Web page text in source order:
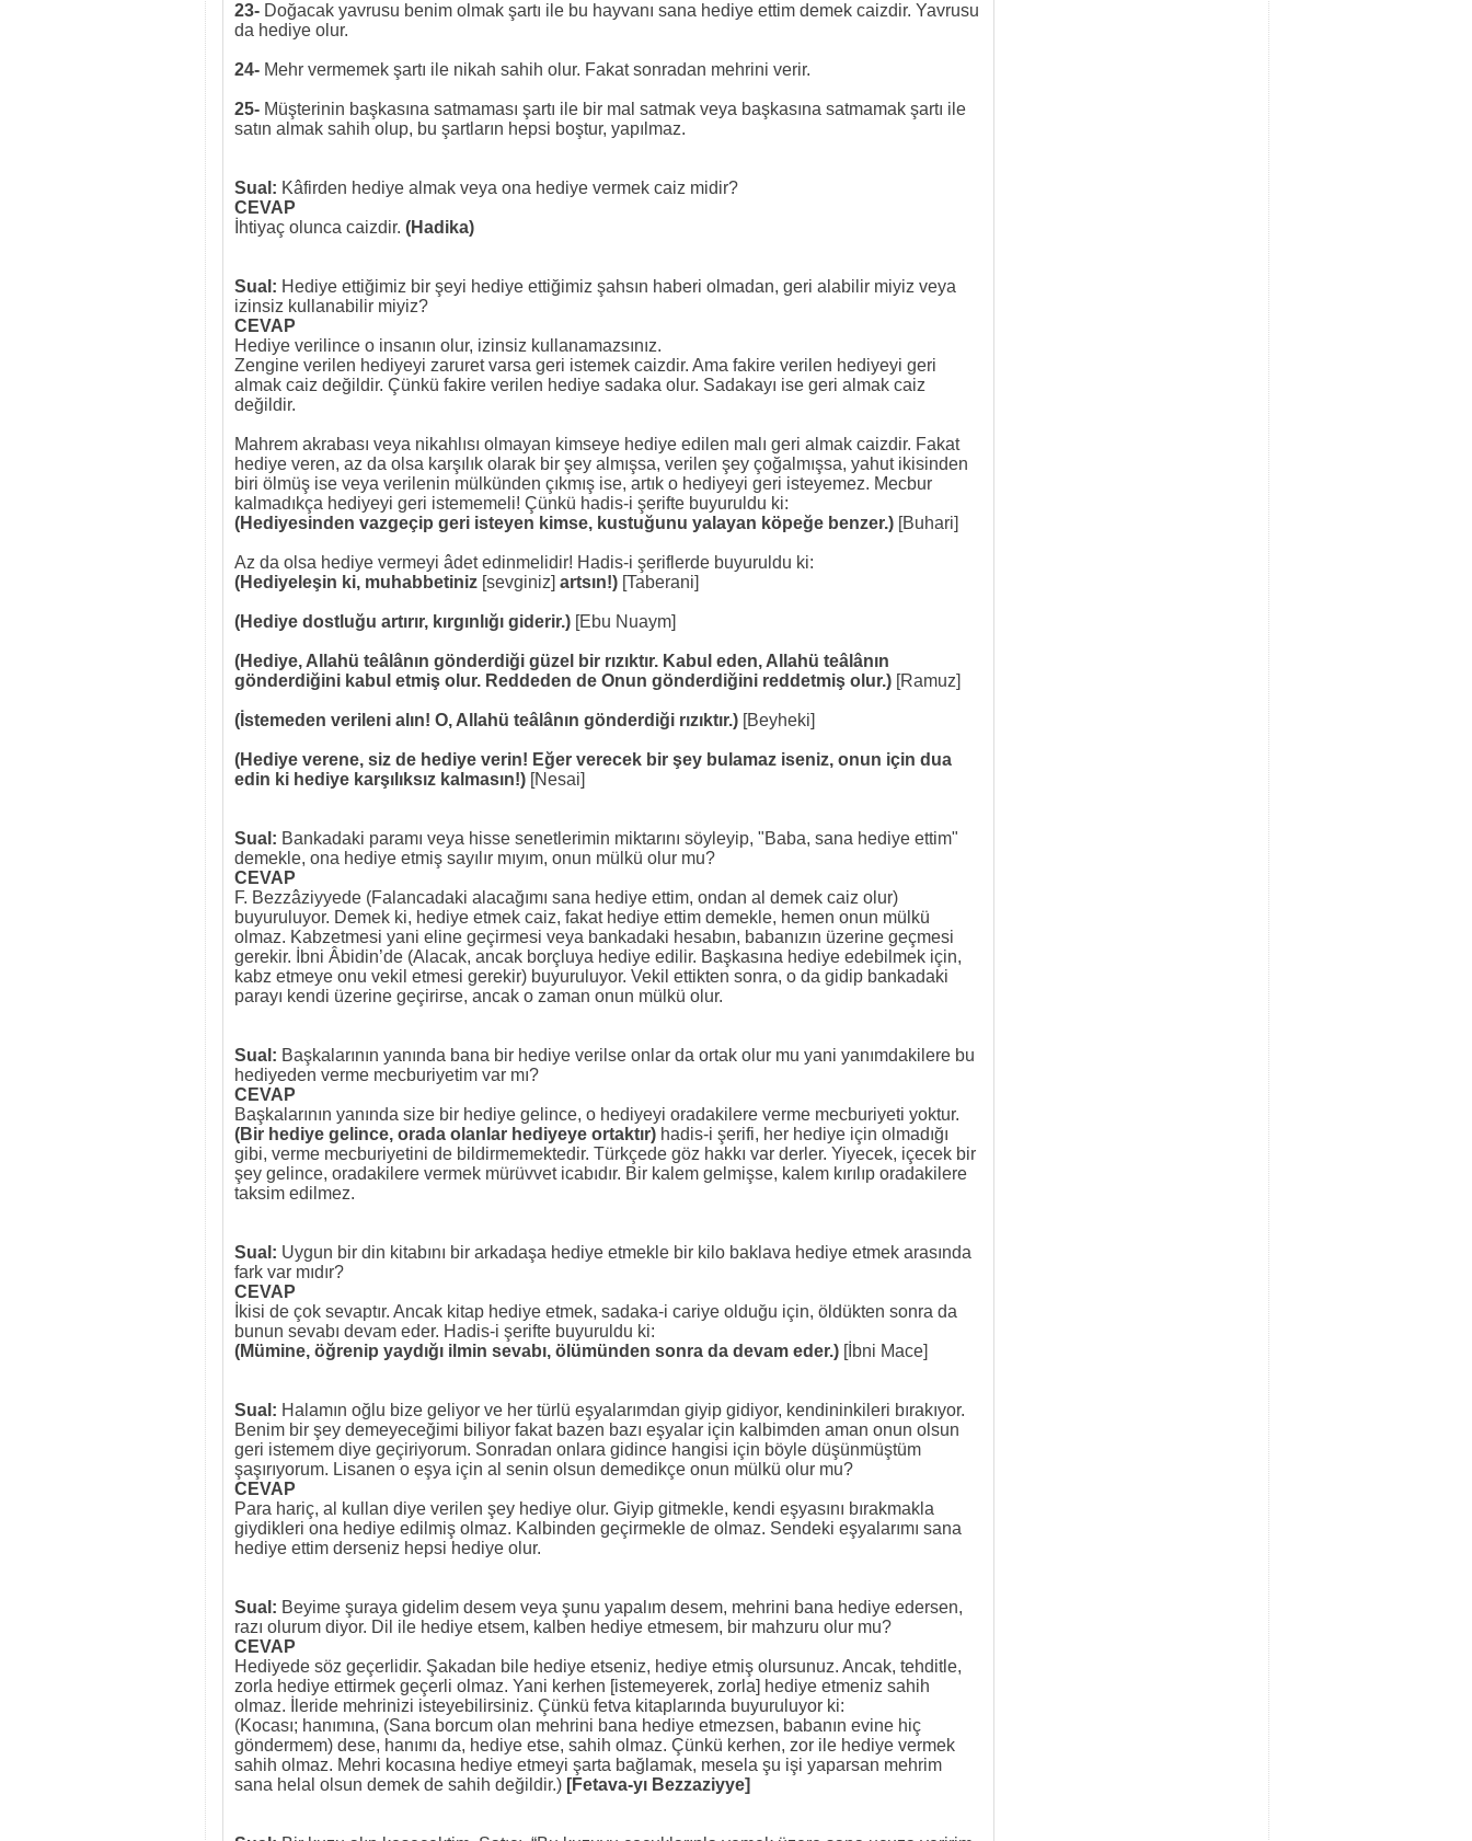
23- Doğacak yavrusu benim olmak şartı ile bu hayvanı sana hediye ettim demek caizdir. Yavrusu
da hediye olur.
24- Mehr vermemek şartı ile nikah sahih olur. Fakat sonradan mehrini verir.
25- Müşterinin başkasına satmaması şartı ile bir mal satmak veya başkasına satmamak şartı ile
satın almak sahih olup, bu şartların hepsi boştur, yapılmaz.
Sual: Kâfirden hediye almak veya ona hediye vermek caiz midir?
CEVAP
İhtiyaç olunca caizdir. (Hadika)
Sual: Hediye ettiğimiz bir şeyi hediye ettiğimiz şahsın haberi olmadan, geri alabilir miyiz veya
izinsiz kullanabilir miyiz?
CEVAP
Hediye verilince o insanın olur, izinsiz kullanamazsınız.
Zengine verilen hediyeyi zaruret varsa geri istemek caizdir. Ama fakire verilen hediyeyi geri
almak caiz değildir. Çünkü fakire verilen hediye sadaka olur. Sadakayı ise geri almak caiz
değildir.
Mahrem akrabası veya nikahlısı olmayan kimseye hediye edilen malı geri almak caizdir. Fakat
hediye veren, az da olsa karşılık olarak bir şey almışsa, verilen şey çoğalmışsa, yahut ikisinden
biri ölmüş ise veya verilenin mülkünden çıkmış ise, artık o hediyeyi geri isteyemez. Mecbur
kalmadıkça hediyeyi geri istememeli! Çünkü hadis-i şerifte buyuruldu ki:
(Hediyesinden vazgeçip geri isteyen kimse, kustuğunu yalayan köpeğe benzer.) [Buhari]
Az da olsa hediye vermeyi âdet edinmelidir! Hadis-i şeriflerde buyuruldu ki:
(Hediyeleşin ki, muhabbetiniz [sevginiz] artsın!) [Taberani]
(Hediye dostluğu artırır, kırgınlığı giderir.) [Ebu Nuaym]
(Hediye, Allahü teâlânın gönderdiği güzel bir rızıktır. Kabul eden, Allahü teâlânın
gönderdiğini kabul etmiş olur. Reddeden de Onun gönderdiğini reddetmiş olur.) [Ramuz]
(İstemeden verileni alın! O, Allahü teâlânın gönderdiği rızıktır.) [Beyheki]
(Hediye verene, siz de hediye verin! Eğer verecek bir şey bulamaz iseniz, onun için dua
edin ki hediye karşılıksız kalmasın!) [Nesai]
Sual: Bankadaki paramı veya hisse senetlerimin miktarını söyleyip, "Baba, sana hediye ettim"
demekle, ona hediye etmiş sayılır mıyım, onun mülkü olur mu?
CEVAP
F. Bezzâziyyede (Falancadaki alacağımı sana hediye ettim, ondan al demek caiz olur)
buyuruluyor. Demek ki, hediye etmek caiz, fakat hediye ettim demekle, hemen onun mülkü
olmaz. Kabzetmesi yani eline geçirmesi veya bankadaki hesabın, babanızın üzerine geçmesi
gerekir. İbni Âbidin’de (Alacak, ancak borçluya hediye edilir. Başkasına hediye edebilmek için,
kabz etmeye onu vekil etmesi gerekir) buyuruluyor. Vekil ettikten sonra, o da gidip bankadaki
parayı kendi üzerine geçirirse, ancak o zaman onun mülkü olur.
Sual: Başkalarının yanında bana bir hediye verilse onlar da ortak olur mu yani yanımdakilere bu
hediyeden verme mecburiyetim var mı?
CEVAP
Başkalarının yanında size bir hediye gelince, o hediyeyi oradakilere verme mecburiyeti yoktur.
(Bir hediye gelince, orada olanlar hediyeye ortaktır) hadis-i şerifi, her hediye için olmadığı
gibi, verme mecburiyetini de bildirmemektedir. Türkçede göz hakkı var derler. Yiyecek, içecek bir
şey gelince, oradakilere vermek mürüvvet icabıdır. Bir kalem gelmişse, kalem kırılıp oradakilere
taksim edilmez.
Sual: Uygun bir din kitabını bir arkadaşa hediye etmekle bir kilo baklava hediye etmek arasında
fark var mıdır?
CEVAP
İkisi de çok sevaptır. Ancak kitap hediye etmek, sadaka-i cariye olduğu için, öldükten sonra da
bunun sevabı devam eder. Hadis-i şerifte buyuruldu ki:
(Mümine, öğrenip yaydığı ilmin sevabı, ölümünden sonra da devam eder.) [İbni Mace]
Sual: Halamın oğlu bize geliyor ve her türlü eşyalarımdan giyip gidiyor, kendininkileri bırakıyor.
Benim bir şey demeyeceğimi biliyor fakat bazen bazı eşyalar için kalbimden aman onun olsun
geri istemem diye geçiriyorum. Sonradan onlara gidince hangisi için böyle düşünmüştüm
şaşırıyorum. Lisanen o eşya için al senin olsun demedikçe onun mülkü olur mu?
CEVAP
Para hariç, al kullan diye verilen şey hediye olur. Giyip gitmekle, kendi eşyasını bırakmakla
giydikleri ona hediye edilmiş olmaz. Kalbinden geçirmekle de olmaz. Sendeki eşyalarımı sana
hediye ettim derseniz hepsi hediye olur.
Sual: Beyime şuraya gidelim desem veya şunu yapalım desem, mehrini bana hediye edersen,
razı olurum diyor. Dil ile hediye etsem, kalben hediye etmesem, bir mahzuru olur mu?
CEVAP
Hediyede söz geçerlidir. Şakadan bile hediye etseniz, hediye etmiş olursunuz. Ancak, tehditle,
zorla hediye ettirmek geçerli olmaz. Yani kerhen [istemeyerek, zorla] hediye etmeniz sahih
olmaz. İleride mehrinizi isteyebilirsiniz. Çünkü fetva kitaplarında buyuruluyor ki:
(Kocası; hanımına, (Sana borcum olan mehrini bana hediye etmezsen, babanın evine hiç
göndermem) dese, hanımı da, hediye etse, sahih olmaz. Çünkü kerhen, zor ile hediye vermek
sahih olmaz. Mehri kocasına hediye etmeyi şarta bağlamak, mesela şu işi yaparsan mehrim
sana helal olsun demek de sahih değildir.) [Fetava-yı Bezzaziyye]